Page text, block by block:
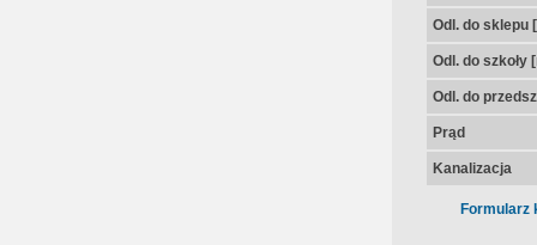
Odl. do sklepu
Odl. do szkoły
Odl. do
Prąd
Kanalizacja
Formularz